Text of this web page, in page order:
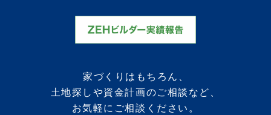
家づくりはもちろん、
土地探しや資金計画のご相談など、
お気軽にご相談ください。